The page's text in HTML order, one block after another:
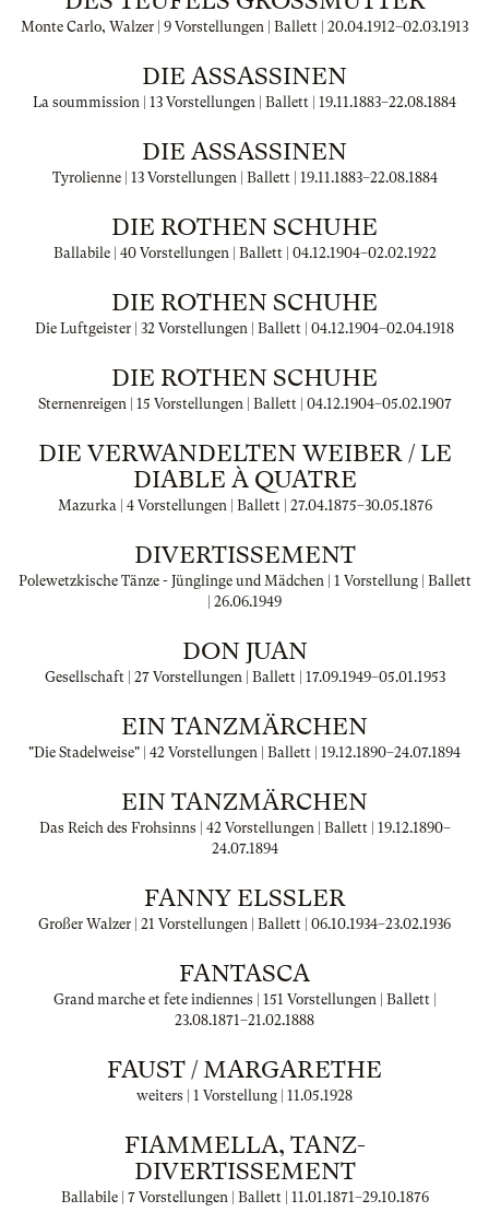
Monte Carlo, Walzer | 9 Vorstellungen | Ballett | 20.04.1912–02.03.1913
DIE ASSASSINEN
La soummission | 13 Vorstellungen | Ballett | 19.11.1883–22.08.1884
DIE ASSASSINEN
Tyrolienne | 13 Vorstellungen | Ballett | 19.11.1883–22.08.1884
DIE ROTHEN SCHUHE
Ballabile | 40 Vorstellungen | Ballett | 04.12.1904–02.02.1922
DIE ROTHEN SCHUHE
Die Luftgeister | 32 Vorstellungen | Ballett | 04.12.1904–02.04.1918
DIE ROTHEN SCHUHE
Sternenreigen | 15 Vorstellungen | Ballett | 04.12.1904–05.02.1907
DIE VERWANDELTEN WEIBER / LE
DIABLE À QUATRE
Mazurka | 4 Vorstellungen | Ballett | 27.04.1875–30.05.1876
DIVERTISSEMENT
Polewetzkische Tänze - Jünglinge und Mädchen | 1 Vorstellung | Ballett
26.06.1949
DON JUAN
Gesellschaft | 27 Vorstellungen | Ballett | 17.09.1949–05.01.1953
EIN TANZMÄRCHEN
"Die Stadelweise" | 42 Vorstellungen | Ballett | 19.12.1890–24.07.1894
EIN TANZMÄRCHEN
Das Reich des Frohsinns | 42 Vorstellungen | Ballett | 19.12.1890–
24.07.1894
FANNY ELSSLER
Großer Walzer | 21 Vorstellungen | Ballett | 06.10.1934–23.02.1936
FANTASCA
Grand marche et fete indiennes | 151 Vorstellungen | Ballett |
23.08.1871–21.02.1888
FAUST / MARGARETHE
weiters | 1 Vorstellung | 11.05.1928
FIAMMELLA, TANZ-
DIVERTISSEMENT
Ballabile | 7 Vorstellungen | Ballett | 11.01.1871–29.10.1876